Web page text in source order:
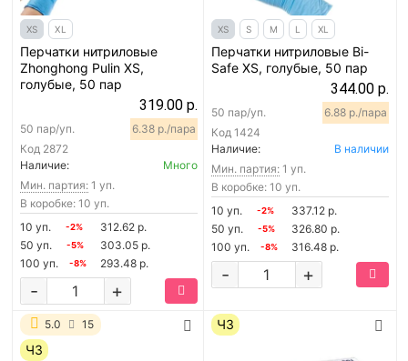
XS XL
Перчатки нитриловые
Zhonghong Pulin XS,
голубые, 50 пар
319.00 р.
Код 2872
50 пар/уп. 6.38 р./пара
Наличие:
Много
Мин. партия: 1 уп.
В коробке: 10 уп.
10 уп.
-2%
312.62 р.
50 уп.
-5%
303.05 р.
100 уп.
-8% 293.48 р.
+
-
XS S M L XL
Перчатки нитриловые Bi-
Safe XS, голубые, 50 пар
344.00 р.
Код 1424
50 пар/уп. 6.88 р./пара
Наличие:
В наличии
Мин. партия: 1 уп.
В коробке: 10 уп.
10 уп.
-2%
337.12 р.
50 уп.
-5%
326.80 р.
100 уп.
-8% 316.48 р.
+
-
5.0 15
ЧЗ
ЧЗ